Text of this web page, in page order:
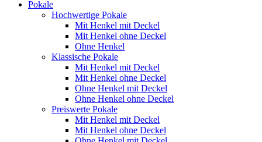
Pokale
Hochwertige Pokale
Mit Henkel mit Deckel
Mit Henkel ohne Deckel
Ohne Henkel
Klassische Pokale
Mit Henkel mit Deckel
Mit Henkel ohne Deckel
Ohne Henkel mit Deckel
Ohne Henkel ohne Deckel
Preiswerte Pokale
Mit Henkel mit Deckel
Mit Henkel ohne Deckel